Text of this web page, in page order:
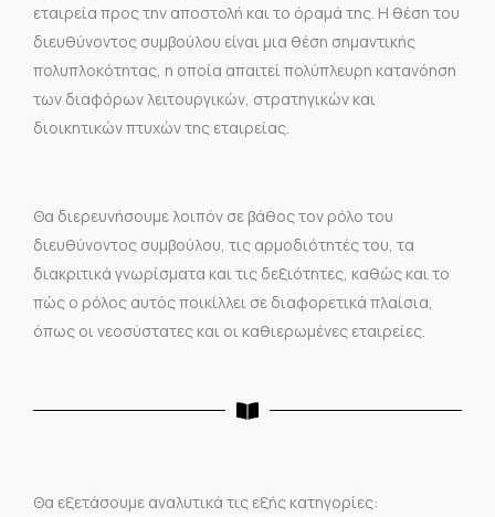
εταιρεία προς την αποστολή και το όραμά της. Η θέση του
διευθύνοντος συμβούλου είναι μια θέση σημαντικής
πολυπλοκότητας, η οποία απαιτεί πολύπλευρη κατανόηση
των διαφόρων λειτουργικών, στρατηγικών και
διοικητικών πτυχών της εταιρείας.
Θα διερευνήσουμε λοιπόν σε βάθος τον ρόλο του
διευθύνοντος συμβούλου, τις αρμοδιότητές του, τα
διακριτικά γνωρίσματα και τις δεξιότητες, καθώς και το
πώς ο ρόλος αυτός ποικίλλει σε διαφορετικά πλαίσια,
όπως οι νεοσύστατες και οι καθιερωμένες εταιρείες.
Θα εξετάσουμε αναλυτικά τις εξής κατηγορίες: